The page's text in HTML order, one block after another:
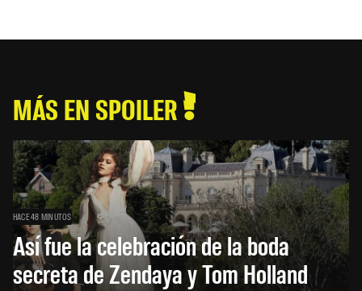
MÁS EN SPOILER
HACE 48 MINUTOS
Así fue la celebración de la boda
secreta de Zendaya y Tom Holland